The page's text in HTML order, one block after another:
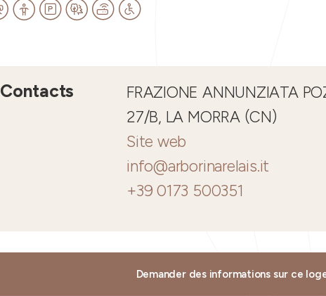
Contacts
FRAZIONE ANNUNZIATA
27/B, LA MORRA (CN)
Site web
info@arborinarelais.it
+39 0173 500351
Demander des informations sur ce